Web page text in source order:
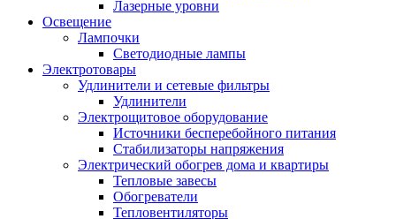
Лазерные уровни
Освещение
Лампочки
Светодиодные лампы
Электротовары
Удлинители и сетевые фильтры
Удлинители
Электрощитовое оборудование
Источники бесперебойного питания
Стабилизаторы напряжения
Электрический обогрев дома и квартиры
Тепловые завесы
Обогреватели
Тепловентиляторы